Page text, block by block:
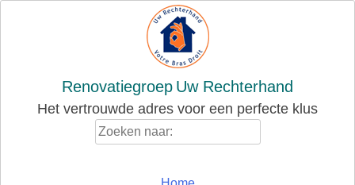
Renovatiegroep Uw Rechterhand
Het vertrouwde adres voor een perfecte klus